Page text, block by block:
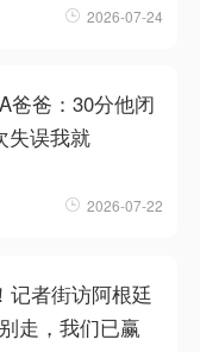
2026-07-24
爸爸：30分他闭
失误我就
2026-07-22
记者街访阿根廷
走，我们已赢